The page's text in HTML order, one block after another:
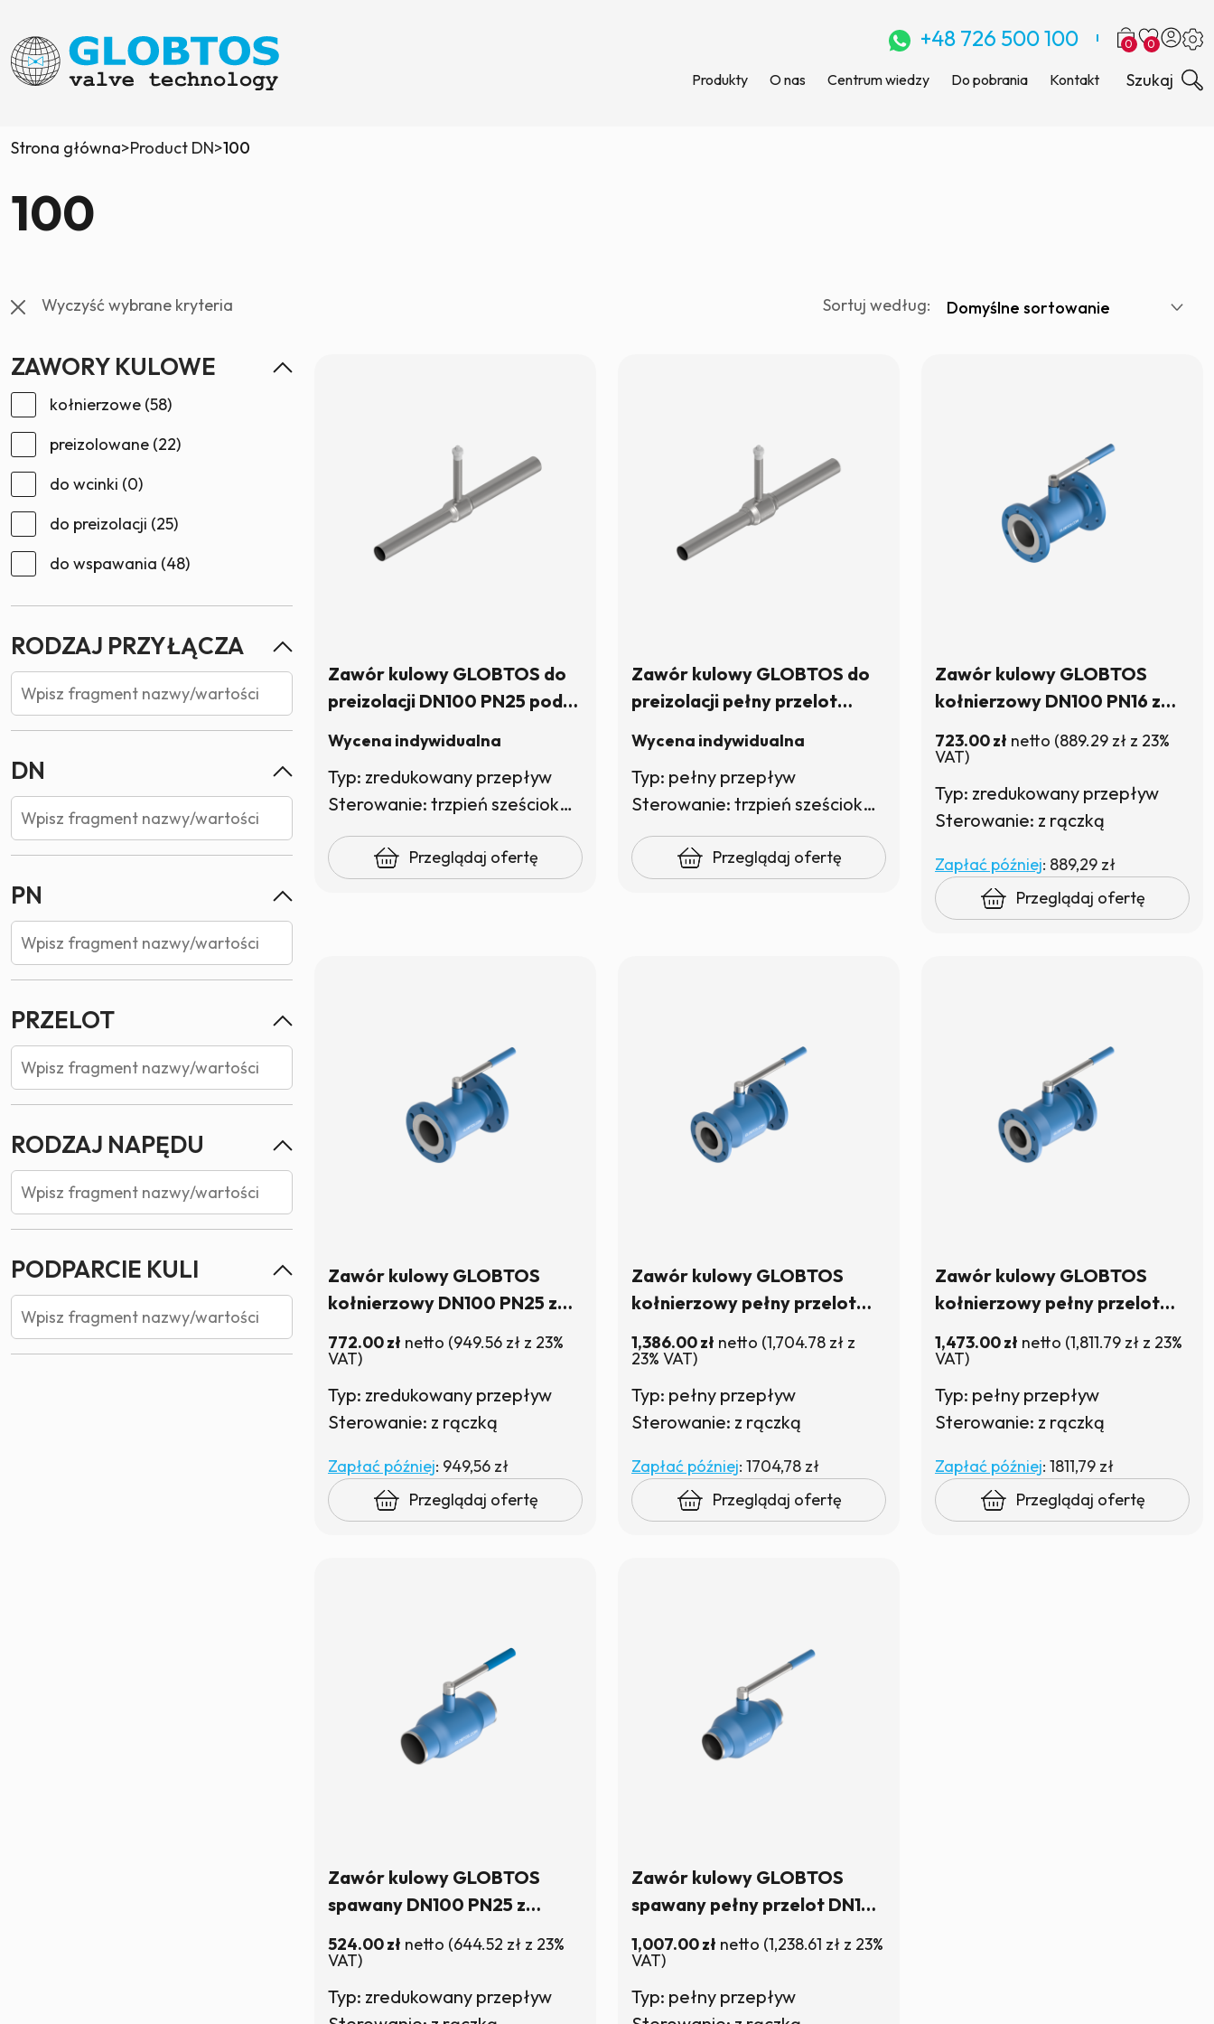
+48 726 500 100 0 0
Produkty O nas Centrum wiedzy Do pobrania Kontakt Szukaj
Strona główna>Product DN>100
100
Wyczyść wybrane kryteria Sortuj według:
ZAWORY KULOWE
kołnierzowe (58)
preizolowane (22)
do wcinki (0)
do preizolacji (25)
do wspawania (48)
RODZAJ PRZYŁĄCZA
DN
PN
PRZELOT
RODZAJ NAPĘDU
PODPARCIE KULI
Zawór kulowy GLOBTOS do
preizolacji DN100 PN25 pod
W magazynie
Wycena indywidualna
Typ: zredukowany przepływ
Sterowanie: trzpień sześciokątny
Przeglądaj ofertę
Zawór kulowy GLOBTOS do
preizolacji pełny przelot
(trzpień sześciokątny) | W
magazynie
Wycena indywidualna
Typ: pełny przepływ
Sterowanie: trzpień sześciokątny
Przeglądaj ofertę
Zawór kulowy GLOBTOS
kołnierzowy DN100 PN16 z
rączką | W magazynie
723.00zł netto (889.29 zł z 23%
VAT)
Typ: zredukowany przepływ
Sterowanie: z rączką
Zapłać później: 889,29 zł
Przeglądaj ofertę
Zawór kulowy GLOBTOS
kołnierzowy DN100 PN25 z
rączką | W magazynie
772.00zł netto (949.56 zł z 23%
VAT)
Typ: zredukowany przepływ
Sterowanie: z rączką
Zapłać później: 949,56 zł
Przeglądaj ofertę
Zawór kulowy GLOBTOS
kołnierzowy pełny przelot
DN100 PN16 z rączką | W
magazynie
1,386.00zł netto (1,704.78 zł z
23% VAT)
Typ: pełny przepływ
Sterowanie: z rączką
Zapłać później: 1704,78 zł
Przeglądaj ofertę
Zawór kulowy GLOBTOS
kołnierzowy pełny przelot
DN100 PN25 z rączką | W
magazynie
1,473.00zł netto (1,811.79 zł z 23%
VAT)
Typ: pełny przepływ
Sterowanie: z rączką
Zapłać później: 1811,79 zł
Przeglądaj ofertę
Zawór kulowy GLOBTOS
spawany DN100 PN25 z
rączką | W magazynie
524.00zł netto (644.52 zł z 23%
VAT)
Typ: zredukowany przepływ
Zawór kulowy GLOBTOS
spawany pełny przelot DN100
PN25 z rączką | W magazynie
1,007.00zł netto (1,238.61 zł z 23%
VAT)
Typ: pełny przepływ